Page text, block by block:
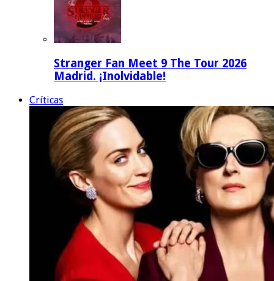
Stranger Fan Meet 9 The Tour 2026
Madrid. ¡Inolvidable!
Críticas